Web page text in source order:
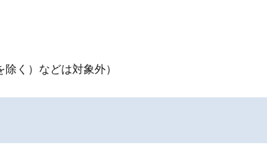
く）などは対象外）